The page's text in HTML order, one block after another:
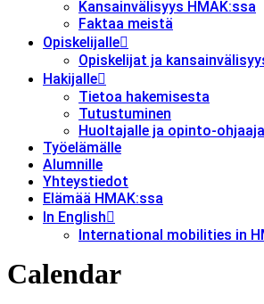
Kansainvälisyys HMAK:ssa
Faktaa meistä
Opiskelijalle
Opiskelijat ja
Hakijalle
Tietoa hakemisesta
Tutustuminen
Huoltajalle ja opinto-
Työelämälle
Alumnille
Yhteystiedot
Elämää HMAK:ssa
In English
International mobilities in
Calendar